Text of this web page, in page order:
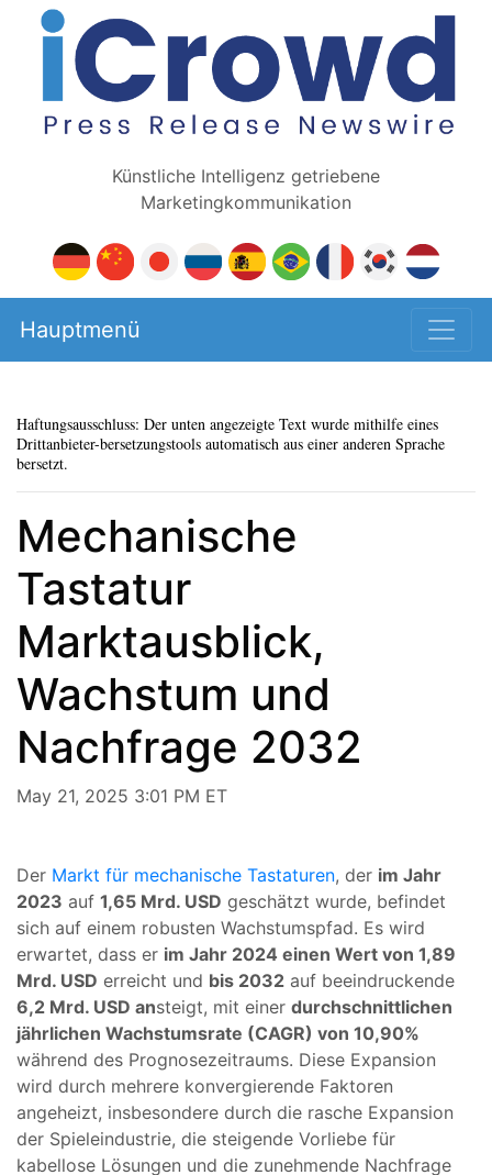
Künstliche Intelligenz getriebene
Marketingkommunikation
Hauptmenü
Haftungsausschluss: Der unten angezeigte Text wurde mithilfe eines
Drittanbieter-bersetzungstools automatisch aus einer anderen Sprache
bersetzt.
Mechanische
Tastatur
Marktausblick,
Wachstum und
Nachfrage 2032
May 21, 2025 3:01 PM ET
Der Markt für mechanische Tastaturen, der im Jahr
2023 auf 1,65 Mrd. USD geschätzt wurde, befindet
sich auf einem robusten Wachstumspfad. Es wird
erwartet, dass er im Jahr 2024 einen Wert von 1,89
Mrd. USD erreicht und bis 2032 auf beeindruckende
6,2 Mrd. USD ansteigt, mit einer durchschnittlichen
jährlichen Wachstumsrate (CAGR) von 10,90%
während des Prognosezeitraums. Diese Expansion
wird durch mehrere konvergierende Faktoren
angeheizt, insbesondere durch die rasche Expansion
der Spieleindustrie, die steigende Vorliebe für
kabellose Lösungen und die zunehmende Nachfrage